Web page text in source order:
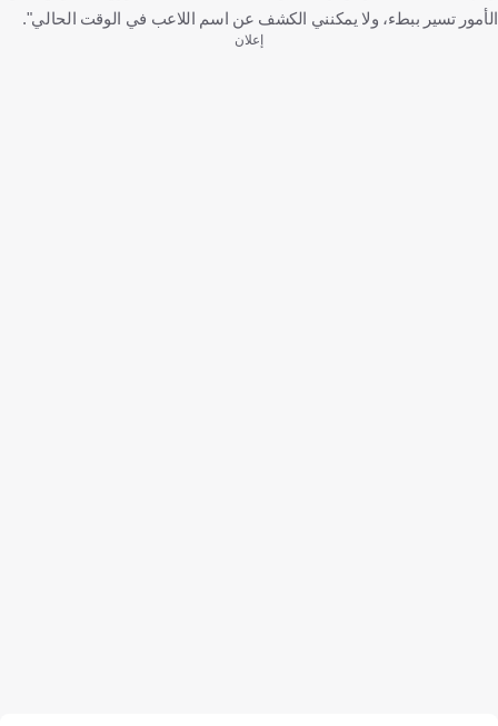
الأمور تسير ببطء، ولا يمكنني الكشف عن اسم اللاعب في الوقت الحالي".
إعلان